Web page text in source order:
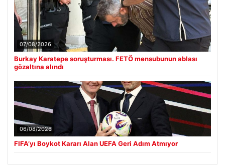
07/08/2026
Burkay Karatepe soruşturması. FETÖ mensubunun ablası
06/08/2026